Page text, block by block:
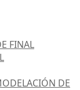
FINAL
DE